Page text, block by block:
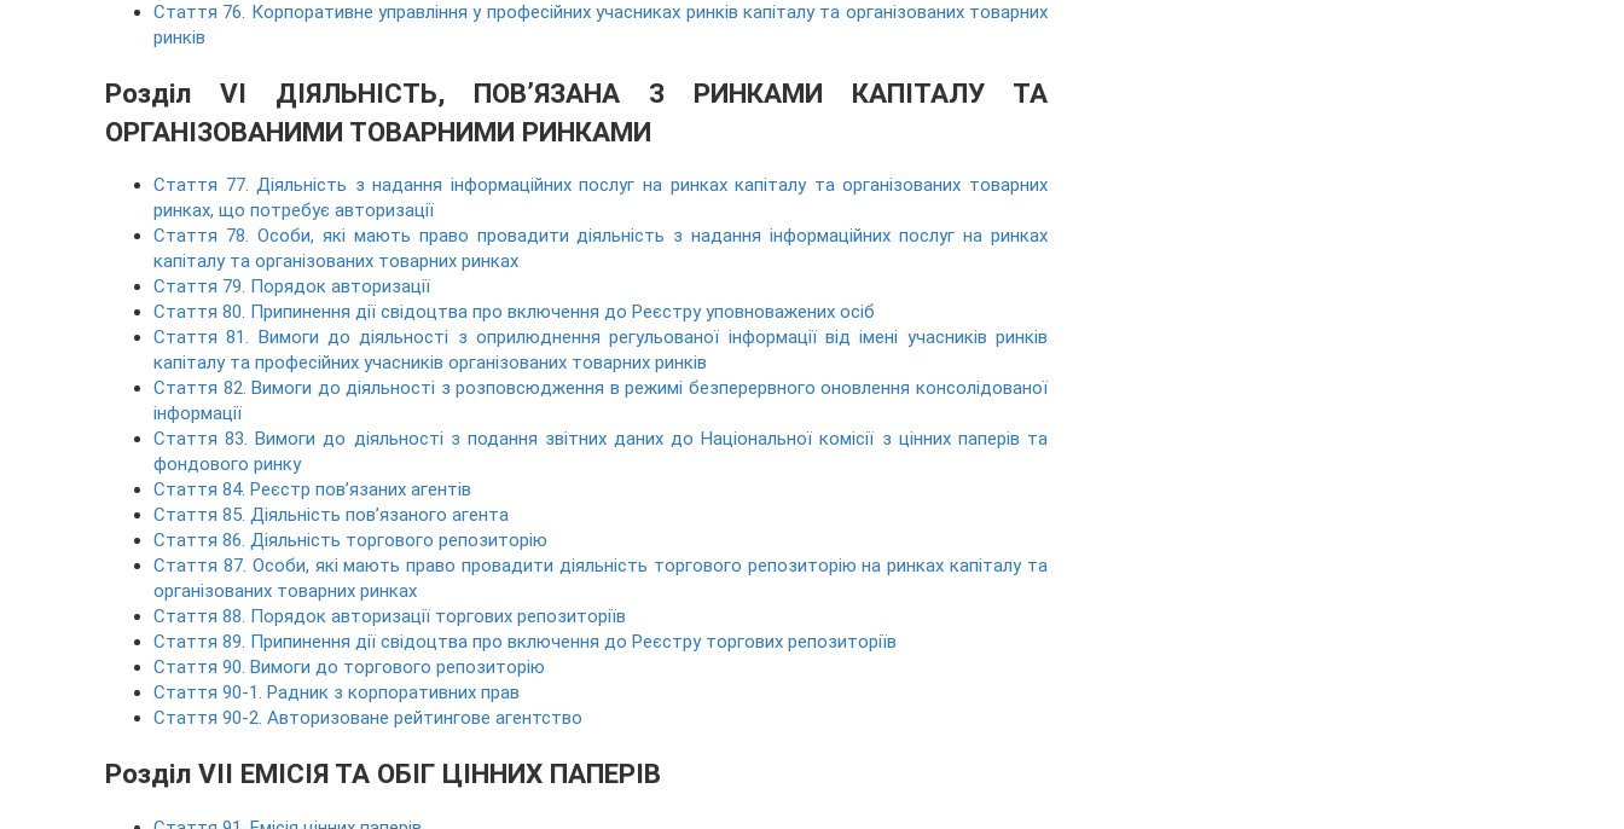
Стаття 76. Корпоративне управління у професійних учасниках ринків капіталу та організованих товарних
ринків
Розділ VI ДІЯЛЬНІСТЬ, ПОВ’ЯЗАНА З РИНКАМИ КАПІТАЛУ ТА
ОРГАНІЗОВАНИМИ ТОВАРНИМИ РИНКАМИ
Стаття 77. Діяльність з надання інформаційних послуг на ринках капіталу та організованих товарних
ринках, що потребує авторизації
Стаття 78. Особи, які мають право провадити діяльність з надання інформаційних послуг на ринках
капіталу та організованих товарних ринках
Стаття 79. Порядок авторизації
Стаття 80. Припинення дії свідоцтва про включення до Реєстру уповноважених осіб
Стаття 81. Вимоги до діяльності з оприлюднення регульованої інформації від імені учасників ринків
капіталу та професійних учасників організованих товарних ринків
Стаття 82. Вимоги до діяльності з розповсюдження в режимі безперервного оновлення консолідованої
інформації
Стаття 83. Вимоги до діяльності з подання звітних даних до Національної комісії з цінних паперів та
фондового ринку
Стаття 84. Реєстр пов’язаних агентів
Стаття 85. Діяльність пов’язаного агента
Стаття 86. Діяльність торгового репозиторію
Стаття 87. Особи, які мають право провадити діяльність торгового репозиторію на ринках капіталу та
організованих товарних ринках
Стаття 88. Порядок авторизації торгових репозиторіїв
Стаття 89. Припинення дії свідоцтва про включення до Реєстру торгових репозиторіїв
Стаття 90. Вимоги до торгового репозиторію
Стаття 90-1. Радник з корпоративних прав
Стаття 90-2. Авторизоване рейтингове агентство
Розділ VII ЕМІСІЯ ТА ОБІГ ЦІННИХ ПАПЕРІВ